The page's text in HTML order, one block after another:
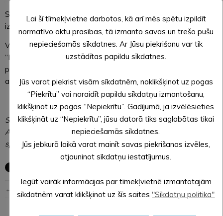
SIA “IMPRESS PRINT” ar projekta ideju – “Impress
izaugsmei”. Piešķirts līdzfinansējums 1815 EUR apmērā.
Vērtēšanas komisija lēma daļēji atbalstīt komersantu SIA
“HAWASPOT” ar projekta ideju – “Kapu labiekārtošanas
pakalpojums”. Piešķirts līdzfinansējums 2185,81 EUR
apmērā.
Sagatavoja: Sanita SPUDIŅA,
Alūksnes novada pašvaldības sabiedrisko attiecību
speciāliste
← Iepriekšējā ziņa Nākošā ziņa →
Lai šī tīmekļvietne darbotos, kā arī mēs spētu izpildīt
normatīvo aktu prasības, tā izmanto savas un trešo pušu
nepieciešamās sīkdatnes. Ar Jūsu piekrišanu var tik
uzstādītas papildu sīkdatnes.
Jūs varat piekrist visām sīkdatnēm, noklikšķinot uz pogas
“Piekrītu” vai noraidīt papildu sīkdatņu izmantošanu,
klikšķinot uz pogas “Nepiekrītu”. Gadījumā, ja izvēlēsieties
klikšķināt uz “Nepiekrītu”, jūsu datorā tiks saglabātas tikai
nepieciešamās sīkdatnes.
Jūs jebkurā laikā varat mainīt savas piekrišanas izvēles,
atjauninot sīkdatņu iestatījumus.
Iegūt vairāk informācijas par tīmekļvietnē izmantotajām
sīkdatnēm varat klikšķinot uz šīs saites "Sīkdatņu politika"